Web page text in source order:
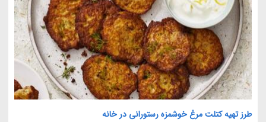
طرز تهیه کتلت مرغ خوشمزه رستورانی در خانه